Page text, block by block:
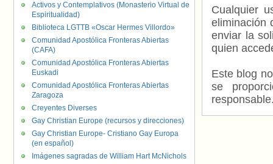
Cualquier
eliminación
enviar la
quien
Este blog
se
Activos y Contemplativos (Monasterio Virtual de
Espiritualidad)
Biblioteca LGTTB «Oscar Hermes Villordo»
Comunidad Apostólica Fronteras Abiertas
(CAFA)
Comunidad Apostólica Fronteras Abiertas
Euskadi
Comunidad Apostólica Fronteras Abiertas
Zaragoza
Creyentes Diverses
Gay Christian Europe (recursos y direcciones)
Gay Christian Europe- Cristiano Gay Europa
(en español)
Imágenes sagradas de William Hart McNichols